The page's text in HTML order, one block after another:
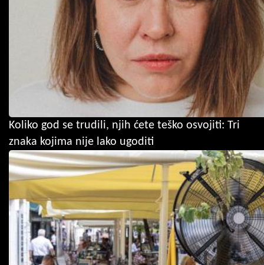
Koliko god se trudili, njih ćete teško osvojiti: Tri
znaka kojima nije lako ugoditi